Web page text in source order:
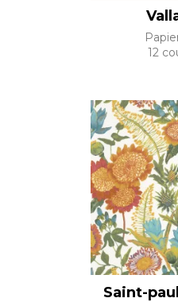
12
Saint-